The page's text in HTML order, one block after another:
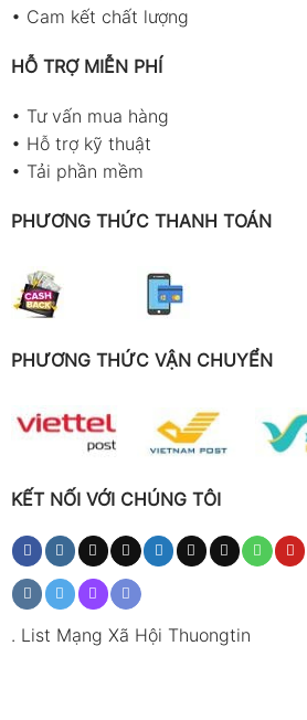
• Cam kết chất lượng
HỖ TRỢ MIỄN PHÍ
• Tư vấn mua hàng
• Hỗ trợ kỹ thuật
• Tải phần mềm
PHƯƠNG THỨC THANH TOÁN
PHƯƠNG THỨC VẬN CHUYỂN
KẾT NỐI VỚI CHÚNG TÔI
. List Mạng Xã Hội Thuongtin